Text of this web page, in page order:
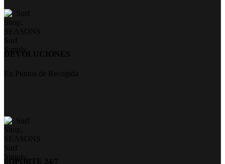
DEVOLUCIONES
En Puntos de Recogida
SOPORTE 24/7